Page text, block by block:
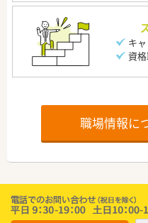
キ
資
職場情報に